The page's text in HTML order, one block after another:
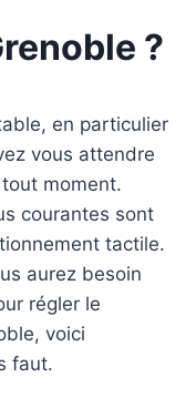
?
en particulier
vous attendre
tout moment.
courantes sont
tactile.
aurez besoin
régler le
voici
faut.